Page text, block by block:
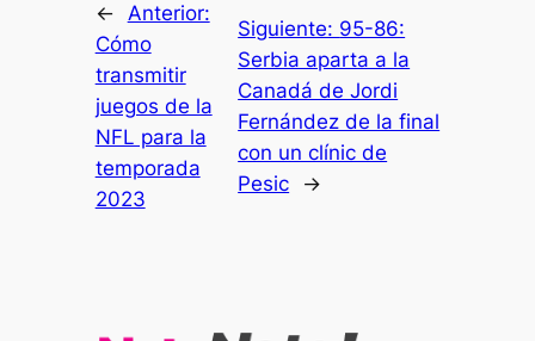
← Anterior:
Cómo
transmitir
juegos de la
NFL para la
temporada
2023
Siguiente: 95-86:
Serbia aparta a la
Canadá de Jordi
Fernández de la final
con un clínic de
Pesic
→